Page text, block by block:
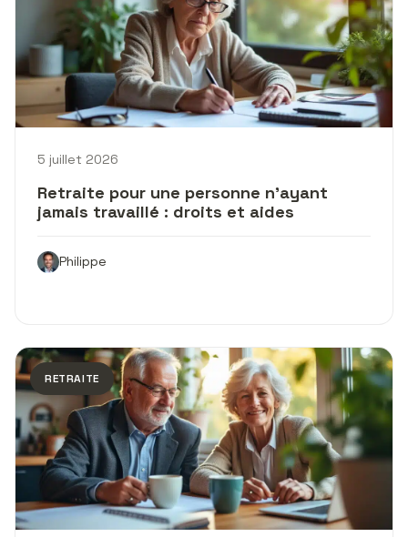
5 juillet 2026
Retraite pour une personne n’ayant
jamais travaillé : droits et aides
Philippe
RETRAITE